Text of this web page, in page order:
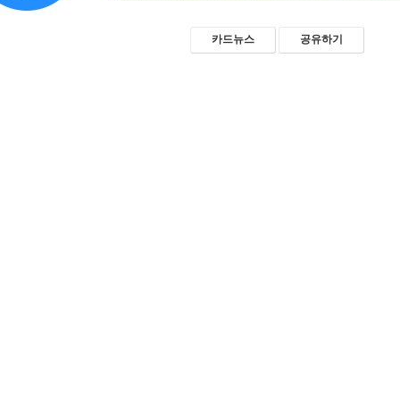
카드뉴스 공유하기